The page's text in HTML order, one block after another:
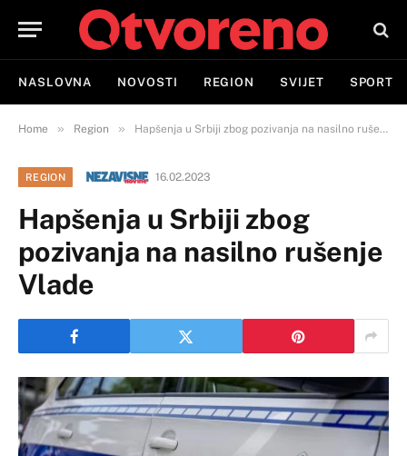
NASLOVNA NOVOSTI REGION SVIJET SPORT
Home » Region » Hapšenja u Srbiji zbog pozivanja na nasilno rušenje Vlade
REGION 16.02.2023
Hapšenja u Srbiji zbog
pozivanja na nasilno rušenje
Vlade